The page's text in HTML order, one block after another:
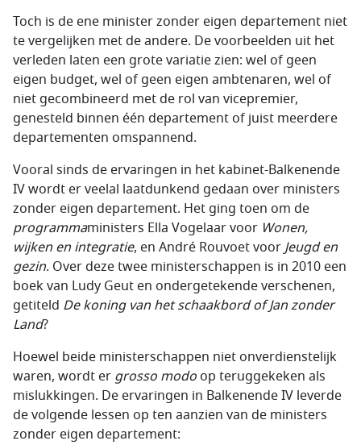
Toch is de ene minister zonder eigen departement niet
te vergelijken met de andere. De voorbeelden uit het
verleden laten een grote variatie zien: wel of geen
eigen budget, wel of geen eigen ambtenaren, wel of
niet gecombineerd met de rol van vicepremier,
genesteld binnen één departement of juist meerdere
departementen omspannend.
Vooral sinds de ervaringen in het kabinet-Balkenende
IV wordt er veelal laatdunkend gedaan over ministers
zonder eigen departement. Het ging toen om de
programmaministers Ella Vogelaar voor Wonen,
wijken en integratie, en André Rouvoet voorJeugd en
gezin. Over deze twee ministerschappen is in 2010 een
boek van Ludy Geut en ondergetekende verschenen,
getiteld De koning van het schaakbord of Jan zonder
Land?
Hoewel beide ministerschappen niet onverdienstelijk
waren, wordt er grosso modo op teruggekeken als
mislukkingen. De ervaringen in Balkenende IV leverde
de volgende lessen op ten aanzien van de ministers
zonder eigen departement: